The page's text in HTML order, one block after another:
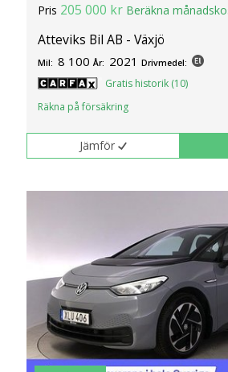
Pris 205 000 kr Beräkna
Atteviks Bil AB - Växjö
Mil: 8 100 År: 2021 Drivmedel:
Gratis historik (10)
Räkna på försäkring
Jämför